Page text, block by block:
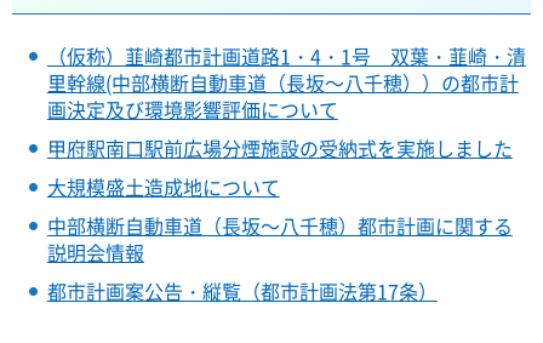
（仮称）韮崎都市計画道路1・4・1号 双葉・韮崎・清
里幹線(中部横断自動車道（長坂～八千穂））の都市計
画決定及び環境影響評価について
甲府駅南口駅前広場分煙施設の受納式を実施しました
大規模盛土造成地について
中部横断自動車道（長坂～八千穂）都市計画に関する
説明会情報
都市計画案公告・縦覧（都市計画法第17条）